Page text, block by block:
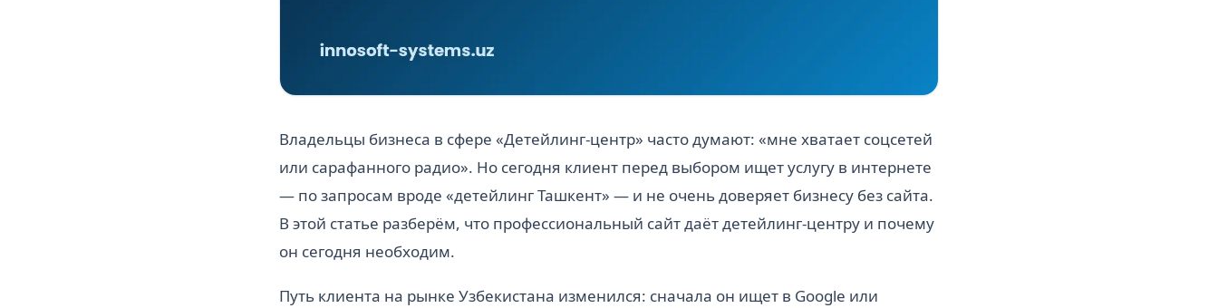
Владельцы бизнеса в сфере «Детейлинг-центр» часто думают: «мне хватает соцсетей
или сарафанного радио». Но сегодня клиент перед выбором ищет услугу в интернете
— по запросам вроде «детейлинг Ташкент» — и не очень доверяет бизнесу без сайта.
В этой статье разберём, что профессиональный сайт даёт детейлинг-центру и почему
он сегодня необходим.
Путь клиента на рынке Узбекистана изменился: сначала он ищет в Google или